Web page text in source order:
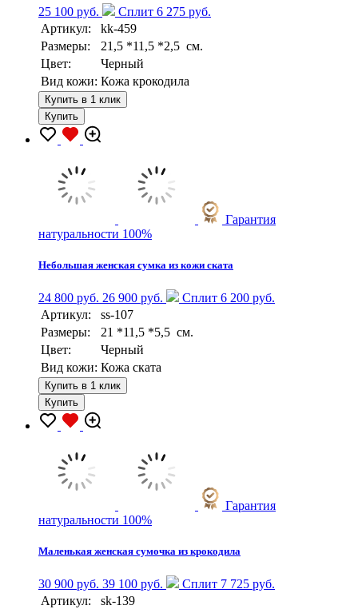
25 100 руб.
Сплит 6 275 руб.
Артикул:
kk-459
Размеры:
21,5 *11,5 *2,5 см.
Цвет:
Черный
Вид кожи: Кожа крокодила
Купить в 1 клик
Купить
Гарантия
натуральности 100%
Небольшая женская сумка из кожи ската
24 800 руб. 26 900 руб.
Сплит 6 200 руб.
Артикул:
ss-107
Размеры:
21 *11,5 *5,5 см.
Цвет:
Черный
Вид кожи: Кожа ската
Купить в 1 клик
Купить
Гарантия
натуральности 100%
Маленькая женская сумочка из крокодила
30 900 руб. 39 100 руб.
Сплит 7 725 руб.
Артикул:
sk-139